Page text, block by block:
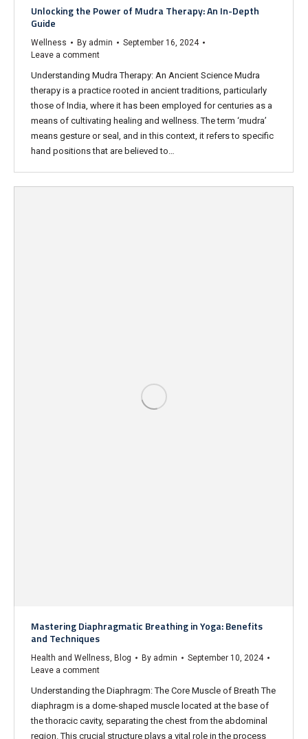
Unlocking the Power of Mudra Therapy: An In-Depth
Guide
Wellness By admin
September 16, 2024
Leave a comment
Understanding Mudra Therapy: An Ancient Science Mudra
therapy is a practice rooted in ancient traditions, particularly
those of India, where it has been employed for centuries as a
means of cultivating healing and wellness. The term ‘mudra’
means gesture or seal, and in this context, it refers to specific
hand positions that are believed to…
Mastering Diaphragmatic Breathing in Yoga: Benefits
and Techniques
Health and Wellness, Blog By admin
September 10, 2024
Leave a comment
Understanding the Diaphragm: The Core Muscle of Breath The
diaphragm is a dome-shaped muscle located at the base of
the thoracic cavity, separating the chest from the abdominal
region. This crucial structure plays a vital role in the process